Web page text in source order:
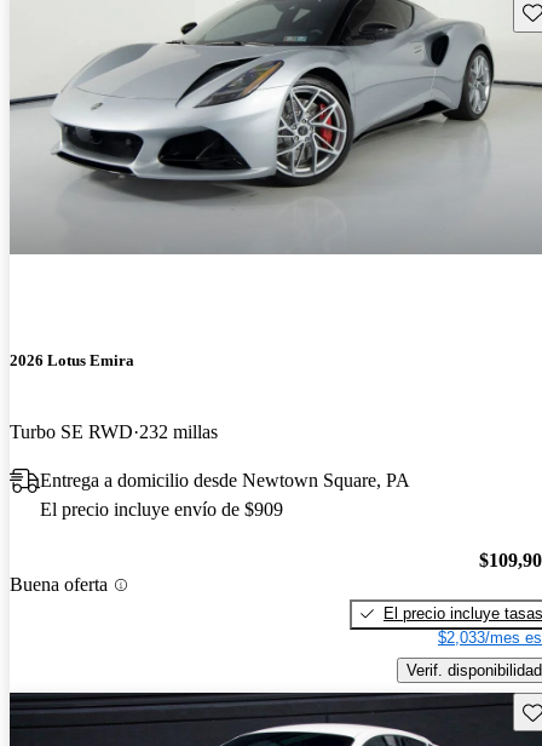
2026 Lotus Emira
Turbo SE RWD 232 millas
Entrega a domicilio desde Newtown Square, PA
El precio incluye envío de $909
Buena oferta
El precio incluye tasas
$2,033/mes
Verif. disponibilidad